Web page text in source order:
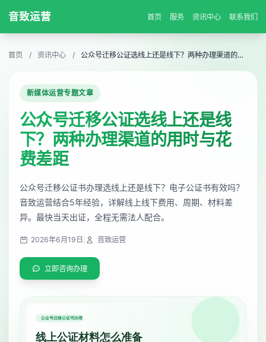
音致运营 首页 服务 资讯中心 联系我们
首页 / 资讯中心 / 公众号迁移公证选线上还是线下？两种办理渠道的用时与花费差距
新媒体运营专题文章
公众号迁移公证选线上还是线
下？两种办理渠道的用时与花
费差距
公众号迁移公证书办理选线上还是线下？电子公证书有效吗？
音致运营结合5年经验，详解线上线下费用、周期、材料差
异。最快当天出证，全程无需法人配合。
2026年6月19日 音致运营
立即咨询办理